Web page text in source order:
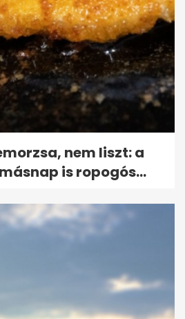
nem liszt: a
is ropogós...